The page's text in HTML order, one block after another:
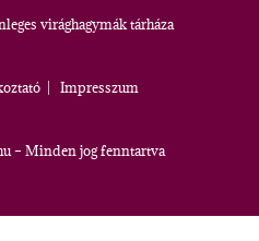
virághagymák tárháza
| Impresszum
– Minden jog fenntartva